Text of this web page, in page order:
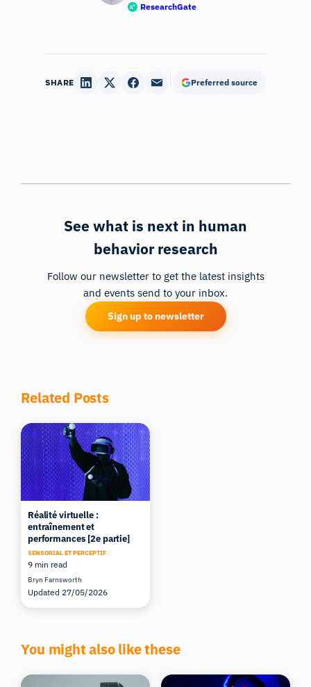
ResearchGate
SHARE Preferred source
See what is next in human
behavior research
Follow our newsletter to get the latest insights
and events send to your inbox.
Sign up to newsletter
Related Posts
Réalité virtuelle :
entraînement et
performances [2e partie]
SENSORIAL ET PERCEPTIF
9 min read
Bryn Farnsworth
Updated 27/05/2026
You might also like these